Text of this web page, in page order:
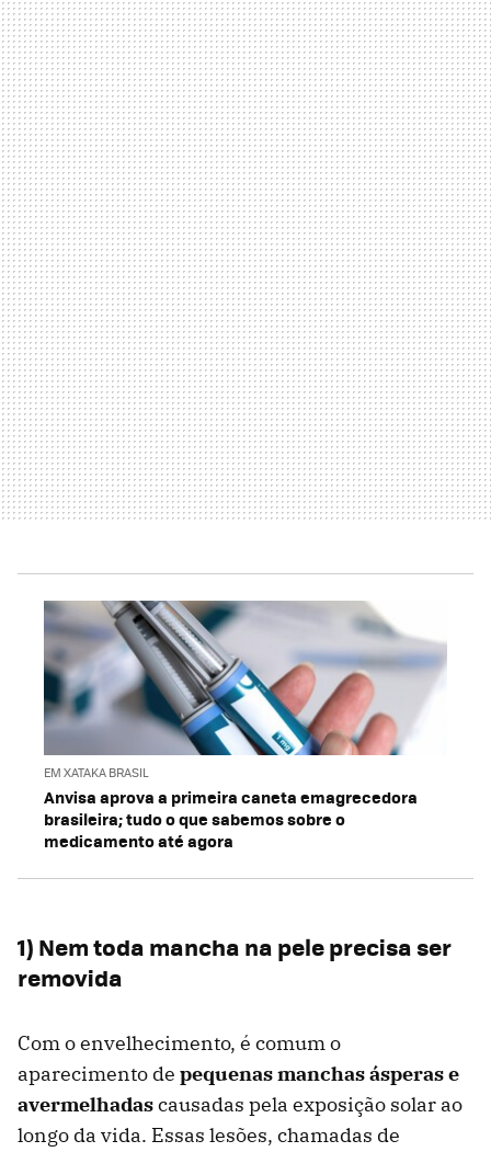
EM XATAKA BRASIL
Anvisa aprova a primeira caneta emagrecedora
brasileira; tudo o que sabemos sobre o
medicamento até agora
1) Nem toda mancha na pele precisa ser
removida
Com o envelhecimento, é comum o
aparecimento de pequenas manchas ásperas e
avermelhadascausadas pela exposição solar ao
longo da vida. Essas lesões, chamadas de